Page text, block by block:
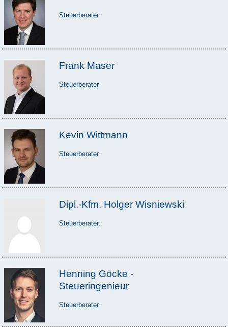
Steuerberater
Frank Maser
Steuerberater
Kevin Wittmann
Steuerberater
Dipl.-Kfm. Holger Wisniewski
Steuerberater,
Henning Göcke -
Steueringenieur
Steuerberater